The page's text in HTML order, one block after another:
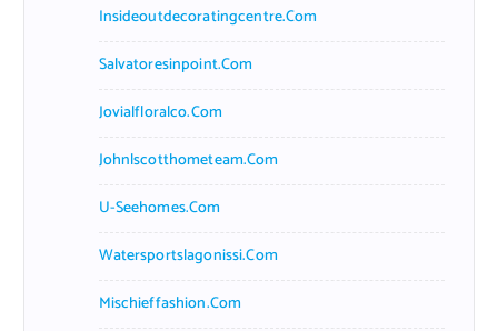
Insideoutdecoratingcentre.com
Salvatoresinpoint.com
Jovialfloralco.com
Johnlscotthometeam.com
U-Seehomes.com
Watersportslagonissi.com
Mischieffashion.com